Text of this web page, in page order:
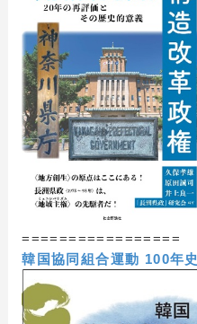
=================
韓国協同組合運動 100年史